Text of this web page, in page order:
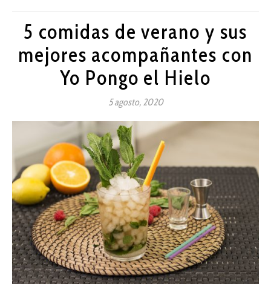
5 comidas de verano y sus
mejores acompañantes con
Yo Pongo el Hielo
5 agosto, 2020